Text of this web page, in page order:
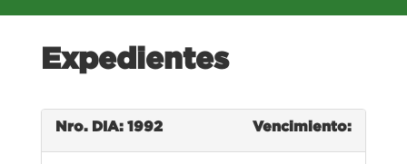
Expedientes
Nro. DIA: 1992 Vencimiento: